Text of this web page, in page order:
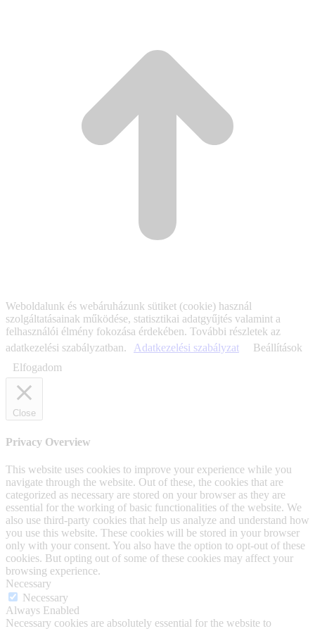
Weboldalunk és webáruházunk sütiket (cookie) használ
szolgáltatásainak működése, statisztikai adatgyűjtés valamint a
felhasználói élmény fokozása érdekében. További részletek az
adatkezelési szabályzatban.
Adatkezelési szabályzat
Beállítások
Elfogadom
Close
Privacy Overview
This website uses cookies to improve your experience while you
navigate through the website. Out of these, the cookies that are
categorized as necessary are stored on your browser as they are
essential for the working of basic functionalities of the website. We
also use third-party cookies that help us analyze and understand how
you use this website. These cookies will be stored in your browser
only with your consent. You also have the option to opt-out of these
cookies. But opting out of some of these cookies may affect your
browsing experience.
Necessary
Necessary
Always Enabled
Necessary cookies are absolutely essential for the website to